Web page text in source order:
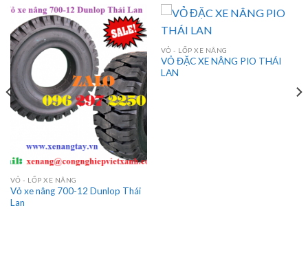
VỎ - LỐP XE NÂNG
Vỏ xe nâng 700-12 Dunlop Thái
Lan
VỎ - LỐP XE NÂNG
VỎ ĐẶC XE NÂNG PIO THÁI
LAN